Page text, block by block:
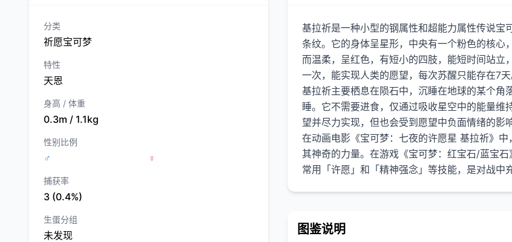
分类
祈愿宝可梦
特性
天恩
身高 / 体重
0.3m / 1.1kg
性别比例
♂ ♀
捕获率
3 (0.4%)
生蛋分组
未发现
基拉祈是一种小型的钢属性和超能力属性传说宝
条纹。它的身体呈星形，中央有一个粉色的核心
而温柔，呈红色，有短小的四肢，能短时间站
一次，能实现人类的愿望，每次苏醒只能存在7天
基拉祈主要栖息在陨石中，沉睡在地球的某个
睡。它不需要进食，仅通过吸收星空中的能量
望并尽力实现，但也会受到愿望中负面情绪的影
在动画电影《宝可梦：七夜的许愿星 基拉祈》
其神奇的力量。在游戏《宝可梦：红宝石/蓝宝
图鉴说明